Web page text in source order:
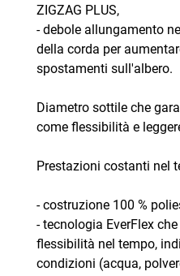
ZIGZAG PLUS,
- debole allungamento
della corda per
spostamenti sull'albero.
Diametro sottile che
come flessibilità e
Prestazioni costanti nel
- costruzione 100 %
- tecnologia EverFlex
flessibilità nel tempo,
condizioni (acqua,